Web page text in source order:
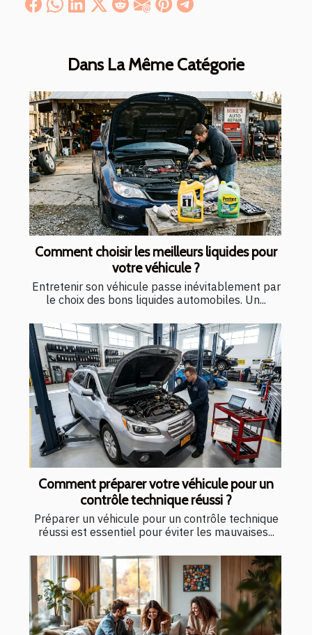
Dans La Même Catégorie
Comment choisir les meilleurs liquides pour
votre véhicule ?
Entretenir son véhicule passe inévitablement par
le choix des bons liquides automobiles. Un...
Comment préparer votre véhicule pour un
contrôle technique réussi ?
Préparer un véhicule pour un contrôle technique
réussi est essentiel pour éviter les mauvaises...